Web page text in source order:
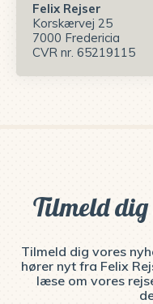
Felix Rejser
Korskærvej 25
7000 Fredericia
CVR nr. 65219115
Tilmeld dig
Tilmeld dig vores
hører nyt fra Felix
læse om vores